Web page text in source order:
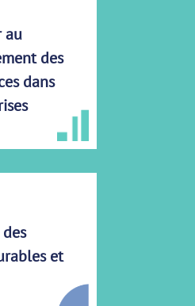
au
des
dans
et